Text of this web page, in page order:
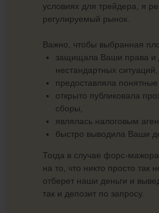
условиях для трейдера, я
регулируемый рынок.
Важно, чтобы выбранная
защищала Ваши права и
нестандартных ситуаций,
предоставляла
открыто публиковала
сборы,
являлась налоговым
быстро выводила Ваши
Тогда в случае форс-
на то, что никто просто так
отберет наши деньги и
так и депозит по запросу.